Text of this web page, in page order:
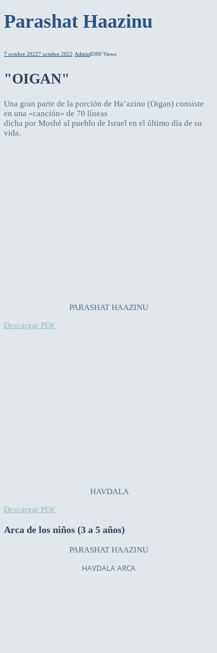
Parashat Haazinu
7 octubre 20227 octubre 2022 Admin8300 Views
"OIGAN"
Una gran parte de la porción de Ha’azinu (Oigan) consiste
en una «canción» de 70 líneas
dicha por Moshé al pueblo de Israel en el último día de su
vida.
PARASHAT HAAZINU
Descargar PDF
HAVDALA
Descargar PDF
Arca de los niños (3 a 5 años)
PARASHAT HAAZINU
HAVDALA ARCA